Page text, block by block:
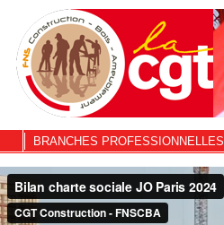
BRANCHES PROFESSIONNELLES